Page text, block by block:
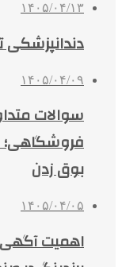
۱۴۰۵/۰۴/۱۳
۱۴۰۵/۰۴/۰۹
سوالات
فروشگاهی؛
بوق زدن
۱۴۰۵/۰۴/۰۵
اهمیت آگهی